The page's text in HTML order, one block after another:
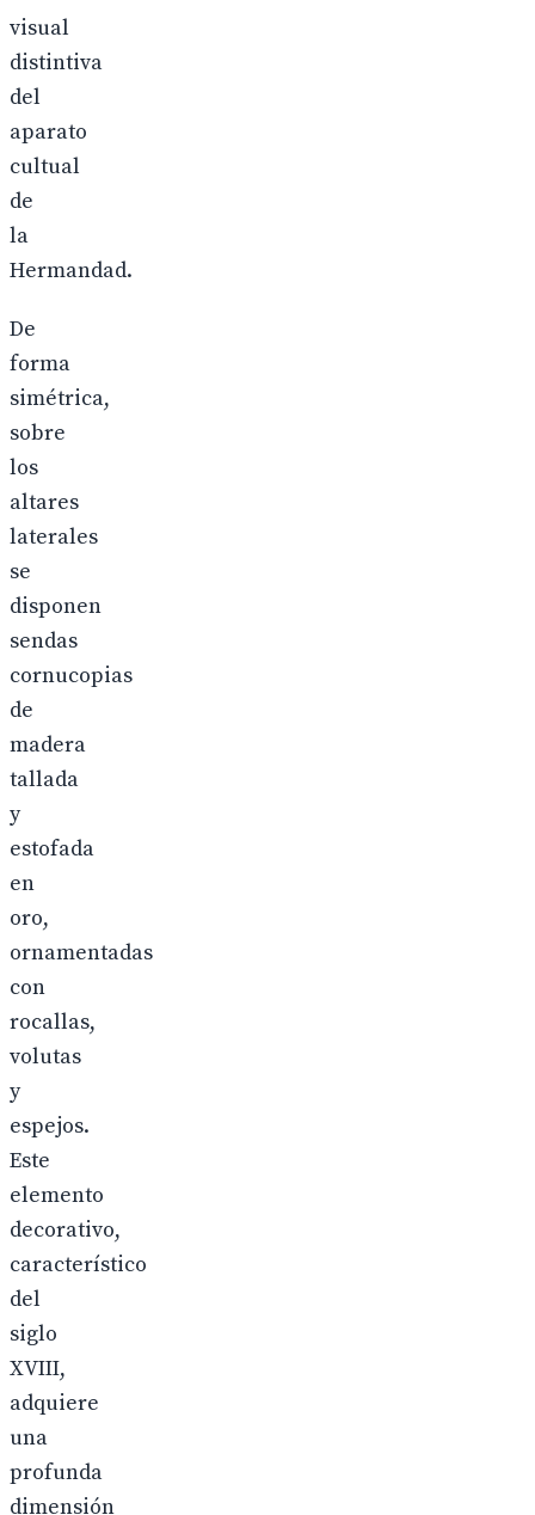
visual
distintiva
del
aparato
cultual
de
la
Hermandad.
De
forma
simétrica,
sobre
los
altares
laterales
se
disponen
sendas
cornucopias
de
madera
tallada
y
estofada
en
oro,
ornamentadas
con
rocallas,
volutas
y
espejos.
Este
elemento
decorativo,
característico
del
siglo
XVIII,
adquiere
una
profunda
dimensión